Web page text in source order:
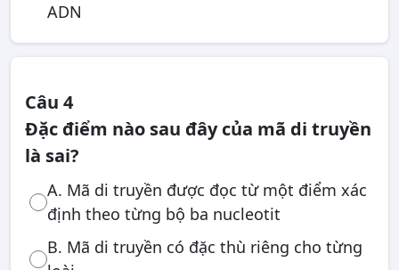
ADN
Câu 4
Đặc điểm nào sau đây của mã di truyền
là sai?
A. Mã di truyền được đọc từ một điểm xác
định theo từng bộ ba nucleotit
B. Mã di truyền có đặc thù riêng cho từng